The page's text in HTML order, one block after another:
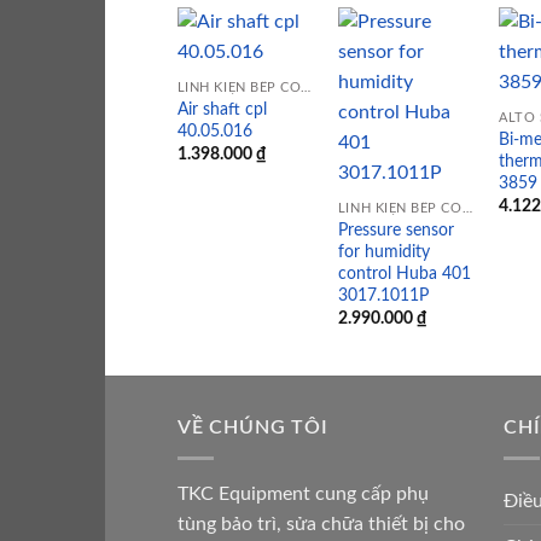
Add to
wishlist
Air shaft cpl
40.05.016
1.398.000 ₫
Add to
Pressure sensor
for humidity
control Huba 401
3017.1011P
2.990.000 ₫
ALTO
Bi-
3859
VỀ CHÚNG TÔI
TKC Equipment cung cấp phụ
tùng bảo trì, sửa chữa thiết bị cho